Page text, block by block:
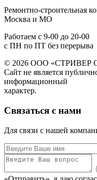
Ремонтно-
Москва и МО
Работаем с 9-00 до 20-00
с ПН по ПТ без перерыва
© 2026 ООО «СТРИВЕР
Сайт не является
информационный
характер.
Связаться с нами
Для связи с нашей